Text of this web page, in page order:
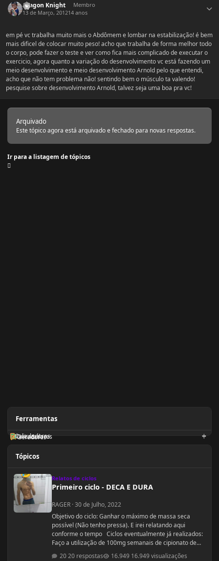
Dragon Knight
Membro
13 de Março, 201214 anos
em pé vc trabalha muito mais o Abdômem e lombar na estabilização! é bem
mais dificel de colocar muito peso! acho que trabalha de forma melhor todo
o corpo, pode fazer o teste e ver como fica mais complicado de executar o
exercicio, agora quanto a variação do desenvolvimento vc está fazendo um
meio desenvolvimento e meio desenvolvimento Arnold pelo que entendi,
acho que não tem problema não! sentindo bem o músculo ta valendo!
pesquise sobre desenvolvimento Arnold, talvez seja uma boa pra vc!
Arquivado
Este tópico agora está arquivado e fechado para novas respostas.
Ir para a listagem de tópicos
Ferramentas
Geradores
Orientadores
Calculadoras
Tópicos
Primeiro ciclo - DECA E DURA
Relatos de ciclos
Primeiro ciclo - DECA E DURA
RAGER ·30 de Julho, 2022
Objetivo do ciclo: Ganhar o máximo de massa seca
possível (Não tenho pressa). E irei relatando aqui
conforme o tempo Ciclos eventualmente já realizados:
Faço a utilização de 100mg semanais de cipionato de
testosterona a 1 ano (TRT legítima) em decorrência de
20 respostas 16.949 visualizações